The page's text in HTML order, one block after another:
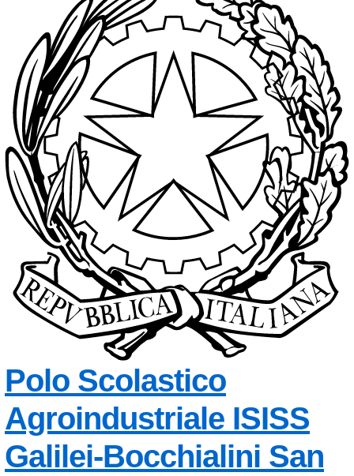
Polo Scolastico
Agroindustriale ISISS
Galilei-Bocchialini San